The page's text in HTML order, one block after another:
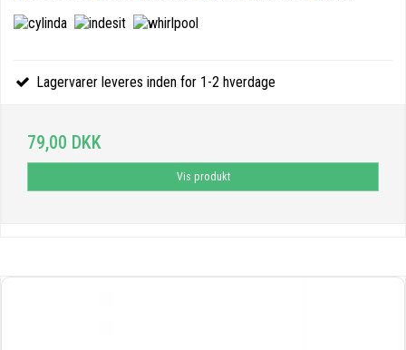
Lagervarer leveres inden for 1-2 hverdage
79,00 DKK
Vis produkt